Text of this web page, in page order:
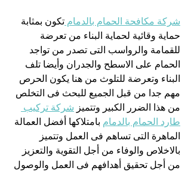
شركة مكافحة الحمام بالدمام تكون بمثابة
حماية وقائية لحماية البناء من تعرضة
للقمامة والرواسب التى تصدر من تواجد
الحمام على الاسطح والجدران وأيضا تلف
البناء وتعرضة للتلوث من هنا يكون الحرص
مهم جدا من قبل الجميع للبحث فى التخلص
من هذا الضرر الكبير وتتميز شركة تركيب
طارد الحمام بالدمام بامتلاكها أفضل العمالة
الماهرة التى تساهم فى العمل وتتميز
بالاخلاص والوفاء من أجل التقوية والتعزيز
من أجل تحقيق أهدافهم فى العمل والوصول